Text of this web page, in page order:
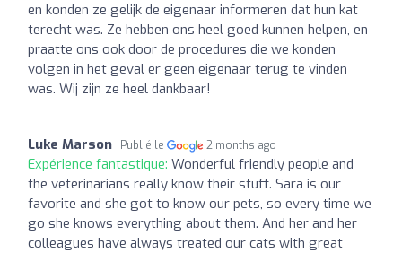
en konden ze gelijk de eigenaar informeren dat hun kat
terecht was. Ze hebben ons heel goed kunnen helpen, en
praatte ons ook door de procedures die we konden
volgen in het geval er geen eigenaar terug te vinden
was. Wij zijn ze heel dankbaar!
Luke Marson Publié le 2 months ago
Expérience fantastique: Wonderful friendly people and
the veterinarians really know their stuff. Sara is our
favorite and she got to know our pets, so every time we
go she knows everything about them. And her and her
colleagues have always treated our cats with great